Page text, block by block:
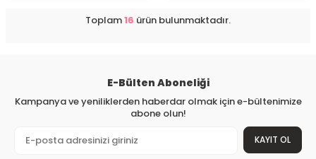
Toplam16 ürün bulunmaktadır.
E-Bülten Aboneliği
Kampanya ve yeniliklerden haberdar olmak için e-bültenimize
abone olun!
KAYIT OL